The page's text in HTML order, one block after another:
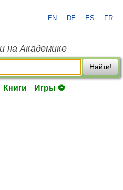
EN DE ES FR
на Академике
Найти!
Книги Игры ⚽